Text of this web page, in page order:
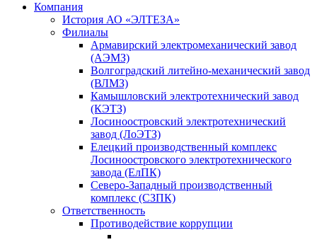
Компания
История АО «ЭЛТЕЗА»
Филиалы
Армавирский электромеханический завод
(АЭМЗ)
Волгоградский литейно-механический завод
(ВЛМЗ)
Камышловский электротехнический завод
(КЭТЗ)
Лосиноостровский электротехнический
завод (ЛоЭТЗ)
Елецкий производственный комплекс
Лосиноостровского электротехнического
завода (ЕлПК)
Северо-Западный производственный
комплекс (СЗПК)
Ответственность
Противодействие коррупции